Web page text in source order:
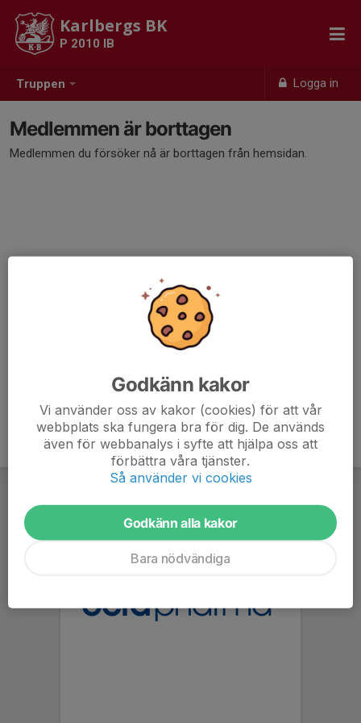
Truppen Logga in
Karlbergs BK
P 2010 IB
Medlemmen är borttagen
Medlemmen du försöker nå är borttagen från hemsidan.
Godkänn kakor
Vi använder oss av kakor (cookies) för att vår
webbplats ska fungera bra för dig. De används
även för webbanalys i syfte att hjälpa oss att
förbättra våra tjänster.
Så använder vi cookies
Godkänn alla kakor
Bara nödvändiga